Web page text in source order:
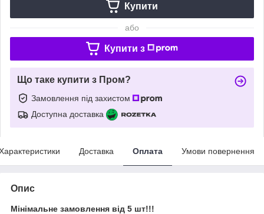
Купити
або
Купити з
Що таке купити з Пром?
Замовлення під захистом
Доступна доставка
Доставка Оплата Умови повернення
Опис
Мінімальне замовлення від 5 шт!!!